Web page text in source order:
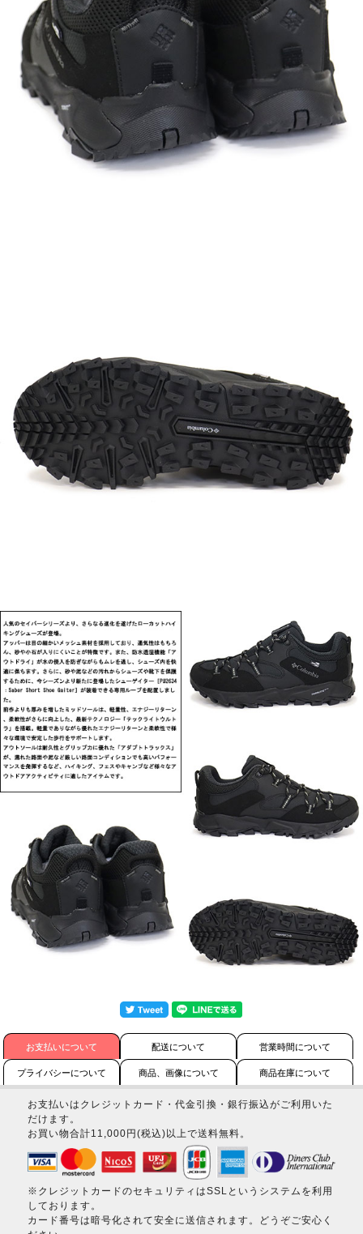
お支払いについて 配送について 営業時間について
プライバシーについて 商品、画像について 商品在庫について
お支払いはクレジットカード・代金引換・銀行振込がご利用いた
だけます。
お買い物合計11,000円(税込)以上で送料無料。
※クレジットカードのセキュリティはSSLというシステムを利用
しております。
カード番号は暗号化されて安全に送信されます。どうぞご安心く